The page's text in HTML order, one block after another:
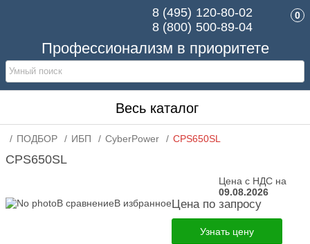
Профессионализм в приоритете
8 (495) 120-80-02
8 (800) 500-89-04
0
Весь каталог
ПОДБОР ИБП CyberPower CPS650SL
CPS650SL
Цена с НДС на
09.08.2026
В сравнениеВ избранноеЦена по запросу
Узнать цену